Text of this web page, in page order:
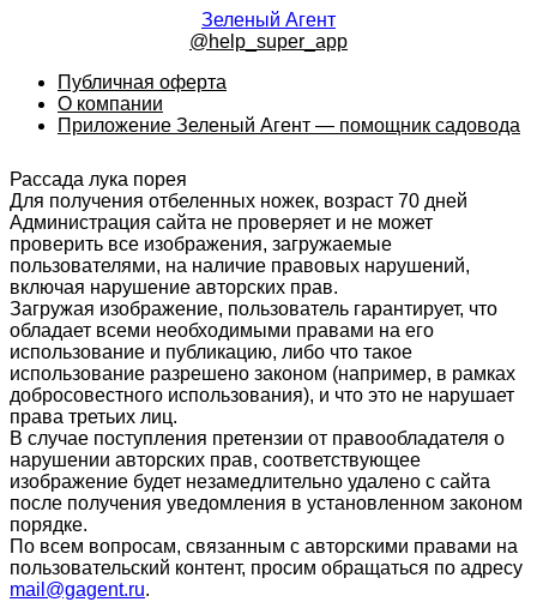
Зеленый Агент
@help_super_app
Публичная оферта
О компании
Приложение Зеленый Агент — помощник садовода
Рассада лука порея
Для получения отбеленных ножек, возраст 70 дней
Администрация сайта не проверяет и не может
проверить все изображения, загружаемые
пользователями, на наличие правовых нарушений,
включая нарушение авторских прав.
Загружая изображение, пользователь гарантирует, что
обладает всеми необходимыми правами на его
использование и публикацию, либо что такое
использование разрешено законом (например, в рамках
добросовестного использования), и что это не нарушает
права третьих лиц.
В случае поступления претензии от правообладателя о
нарушении авторских прав, соответствующее
изображение будет незамедлительно удалено с сайта
после получения уведомления в установленном законом
порядке.
По всем вопросам, связанным с авторскими правами на
пользовательский контент, просим обращаться по адресу
mail@gagent.ru.